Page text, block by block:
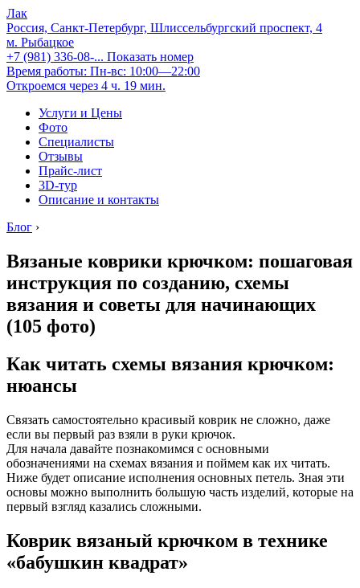
Лак
Россия, Санкт-Петербург, Шлиссельбургский проспект, 4
м. Рыбацкое
+7 (981) 336-08-... Показать номер
Время работы: Пн-вс: 10:00—22:00
Откроемся через 4 ч. 19 мин.
Услуги и Цены
Фото
Специалисты
Отзывы
Прайс-лист
3D-тур
Описание и контакты
Блог ›
Вязаные коврики крючком: пошаговая
инструкция по созданию, схемы
вязания и советы для начинающих
(105 фото)
Как читать схемы вязания крючком:
нюансы
Связать самостоятельно красивый коврик не сложно, даже
если вы первый раз взяли в руки крючок.
Для начала давайте познакомимся с основными
обозначениями на схемах вязания и поймем как их читать.
Ниже будет описание исполнения основных петель. Зная эти
основы можно выполнить большую часть изделий, которые на
первый взгляд казались сложными.
Коврик вязаный крючком в технике
«бабушкин квадрат»